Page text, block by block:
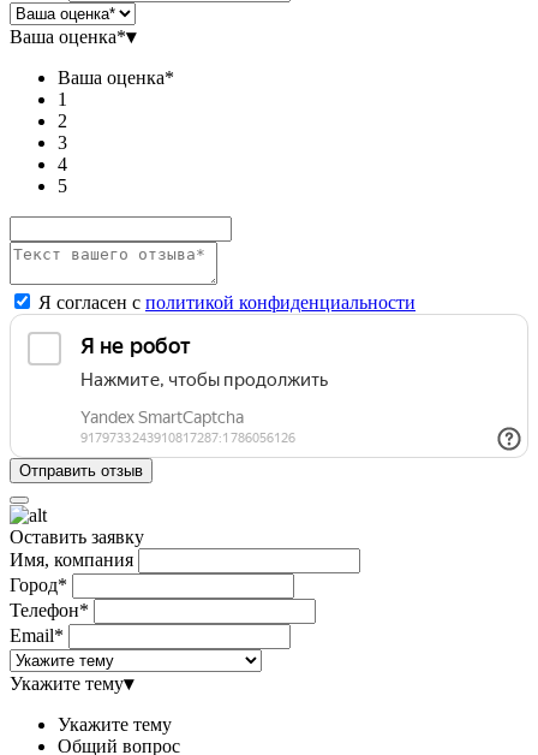
Ваша оценка*▾
Ваша оценка*
1
2
3
4
5
Я согласен с политикой конфиденциальности
Оставить заявку
Имя, компания
Город*
Телефон*
Email*
Укажите тему▾
Укажите тему
Общий вопрос